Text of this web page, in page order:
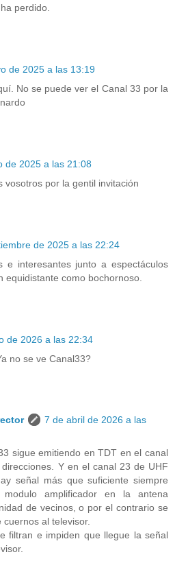
perdido.
de 2025 a las 13:19
No se puede ver el Canal 33 por la
de 2025 a las 21:08
vosotros por la gentil invitación
de 2025 a las 22:24
e interesantes junto a espectáculos
equidistante como bochornoso.
de 2026 a las 22:34
no se ve Canal33?
7 de abril de 2026 a las
sigue emitiendo en TDT en el canal
Y en el canal 23 de UHF
señal más que suficiente siempre
amplificador en la antena
de vecinos, o por el contrario se
al televisor.
filtran e impiden que llegue la señal